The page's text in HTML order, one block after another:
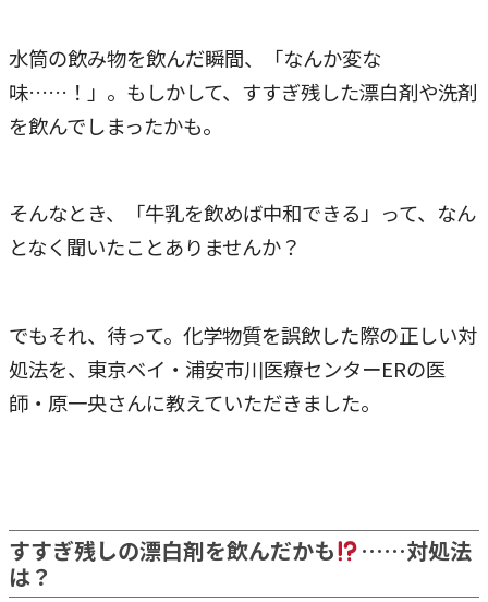
水筒の飲み物を飲んだ瞬間、「なんか変な
味……！」。もしかして、すすぎ残した漂白剤や洗剤
を飲んでしまったかも。
そんなとき、「牛乳を飲めば中和できる」って、なん
となく聞いたことありませんか？
でもそれ、待って。化学物質を誤飲した際の正しい対
処法を、東京ベイ・浦安市川医療センターERの医
師・原一央さんに教えていただきました。
すすぎ残しの漂白剤を飲んだかも
……対処法
は？